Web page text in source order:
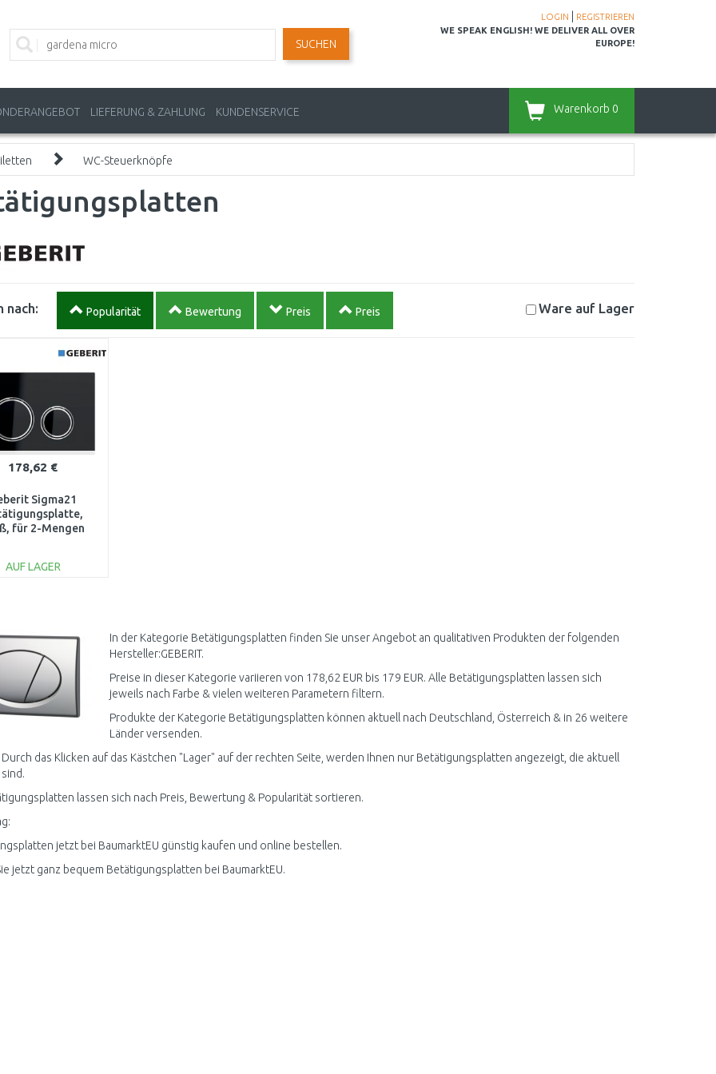
LOGIN
REGISTRIEREN
WE SPEAK ENGLISH! WE DELIVER ALL OVER
EUROPE!
SUCHEN
LIEFERUNG & ZAHLUNG KUNDENSERVICE Warenkorb 0
WC-Steuerknöpfe
nach: Popularität Bewertung Preis Preis Ware auf Lager
178,62 €
Sigma21
für 2-Mengen
AUF LAGER
Vergleichen
In der Kategorie Betätigungsplatten finden Sie unser Angebot an qualitativen Produkten der folgenden
Hersteller:GEBERIT.
Preise in dieser Kategorie variieren von 178,62 EUR bis 179 EUR. Alle Betätigungsplatten lassen sich
jeweils nach Farbe & vielen weiteren Parametern filtern.
Produkte der Kategorie Betätigungsplatten können aktuell nach Deutschland, Österreich & in 26 weitere
Länder versenden.
das Klicken auf das Kästchen "Lager" auf der rechten Seite, werden Ihnen nur Betätigungsplatten angezeigt, die aktuell
lassen sich nach Preis, Bewertung & Popularität sortieren.
jetzt bei BaumarktEU günstig kaufen und online bestellen.
jetzt ganz bequem Betätigungsplatten bei BaumarktEU.